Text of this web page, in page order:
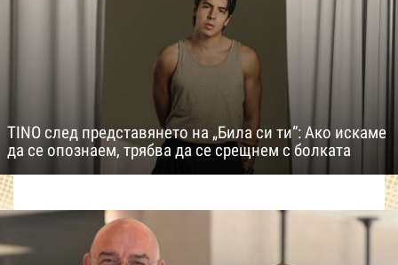
TINO след представянето на „Била си ти“: Ако искаме
да се опознаем, трябва да се срещнем с болката